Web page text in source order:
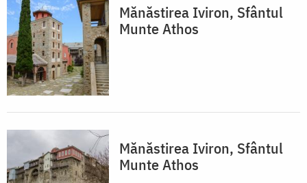
Mănăstirea Iviron, Sfântul
Munte Athos
Mănăstirea Iviron, Sfântul
Munte Athos